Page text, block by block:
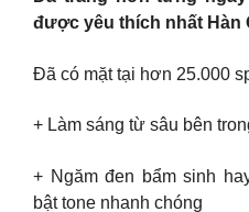
được yêu thích nhất Hàn
Đã có mặt tại hơn 25.000
+ Làm sáng từ sâu bên
+ Ngăm đen bẩm sinh
bật tone nhanh chóng